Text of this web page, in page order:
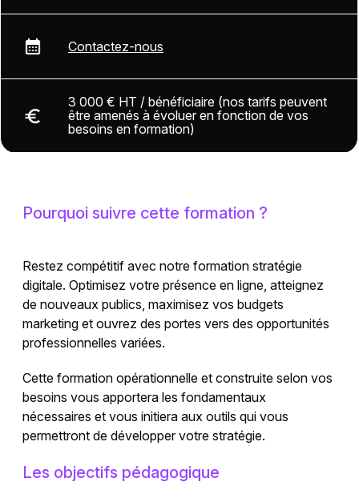
Contactez-nous
3 000 € HT / bénéficiaire (nos tarifs peuvent
être amenés à évoluer en fonction de vos
besoins en formation)
Pourquoi suivre cette formation ?
Restez compétitif avec notre formation stratégie
digitale. Optimisez votre présence en ligne, atteignez
de nouveaux publics, maximisez vos budgets
marketing et ouvrez des portes vers des opportunités
professionnelles variées.
Cette formation opérationnelle et construite selon vos
besoins vous apportera les fondamentaux
nécessaires et vous initiera aux outils qui vous
permettront de développer votre stratégie.
Les objectifs pédagogique